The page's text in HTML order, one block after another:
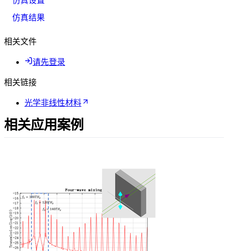
仿真结果
相关文件
请先登录
相关链接
光学非线性材料
相关应用案例